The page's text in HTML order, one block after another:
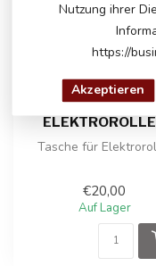
TASCHE FÜR
Tasche für
€20,00
Auf Lager
Nutzung ihrer
https://
Akzeptieren